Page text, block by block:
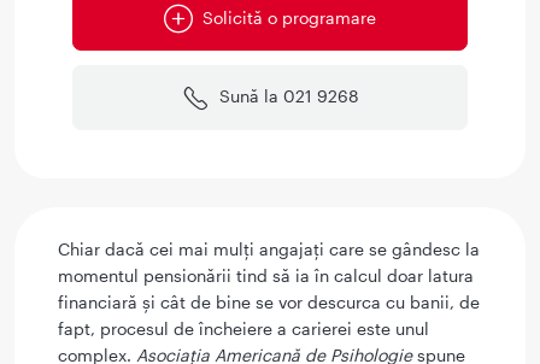
Solicită o programare
Sună la 021 9268
Chiar dacă cei mai mulți angajați care se gândesc la
momentul pensionării tind să ia în calcul doar latura
financiară și cât de bine se vor descurca cu banii, de
fapt, procesul de încheiere a carierei este unul
complex. Asociația Americană de Psihologiespune